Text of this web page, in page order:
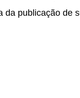
da publicação de